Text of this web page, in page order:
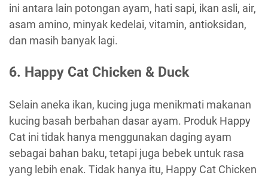
ini antara lain potongan ayam, hati sapi, ikan asli, air,
asam amino, minyak kedelai, vitamin, antioksidan,
dan masih banyak lagi.
6. Happy Cat Chicken & Duck
Selain aneka ikan, kucing juga menikmati makanan
kucing basah berbahan dasar ayam. Produk Happy
Cat ini tidak hanya menggunakan daging ayam
sebagai bahan baku, tetapi juga bebek untuk rasa
yang lebih enak. Tidak hanya itu, Happy Cat Chicken